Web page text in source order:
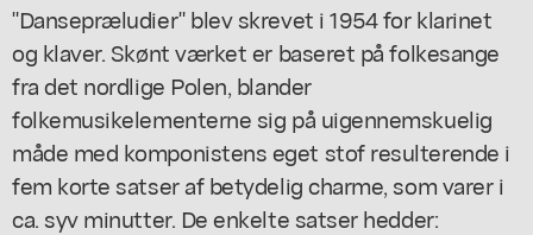
"Dansepræludier" blev skrevet i 1954 for klarinet
og klaver. Skønt værket er baseret på folkesange
fra det nordlige Polen, blander
folkemusikelementerne sig på uigennemskuelig
måde med komponistens eget stof resulterende i
fem korte satser af betydelig charme, som varer i
ca. syv minutter. De enkelte satser hedder: